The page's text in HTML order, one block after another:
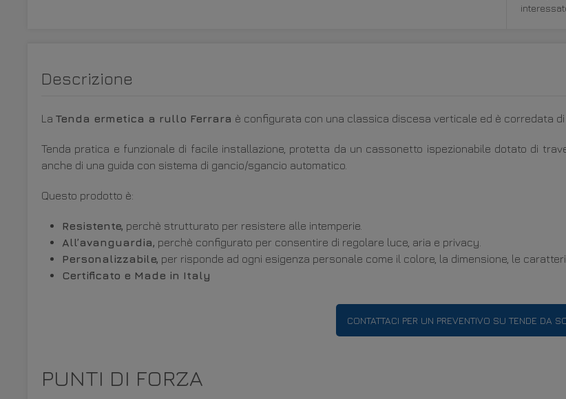
Descrizione
La Tenda ermetica a rullo Ferrara è configurata con una classica discesa verticale ed è corredata di
Tenda pratica e funzionale di facile installazione, protetta da un cassonetto ispezionabile dotato di
anche di una guida con sistema di gancio/sgancio automatico.
Questo prodotto è:
Resistente, perchè strutturato per resistere alle intemperie.
All’avanguardia, perchè configurato per consentire di regolare luce, aria e privacy.
Personalizzabile, per risponde ad ogni esigenza personale come il colore, la dimensione, le
Certificato e Made in Italy
CONTATTACI PER UN PREVENTIVO SU TENDE DA
PUNTI DI FORZA